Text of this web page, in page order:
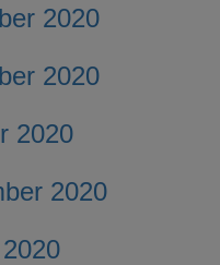
2020
2020
2020
2020